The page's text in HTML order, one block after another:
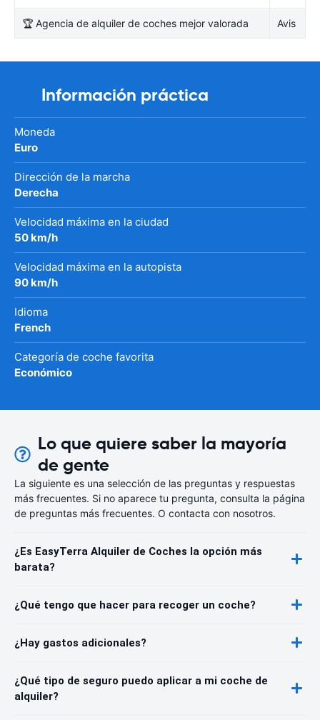
🏆 Agencia de alquiler de coches mejor valorada Avis
Información práctica
Moneda
Euro
Dirección de la marcha
Derecha
Velocidad máxima en la ciudad
50 km/h
Velocidad máxima en la autopista
90 km/h
Idioma
French
Categoría de coche favorita
Económico
Lo que quiere saber la mayoría
de gente
La siguiente es una selección de las preguntas y respuestas
más frecuentes. Si no aparece tu pregunta, consulta la página
de preguntas más frecuentes. O contacta con nosotros.
¿Es EasyTerra Alquiler de Coches la opción más
barata?
¿Qué tengo que hacer para recoger un coche?
¿Hay gastos adicionales?
¿Qué tipo de seguro puedo aplicar a mi coche de
alquiler?